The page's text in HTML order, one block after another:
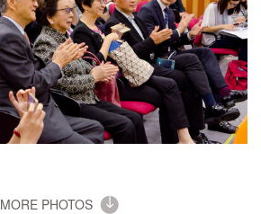
MORE PHOTOS